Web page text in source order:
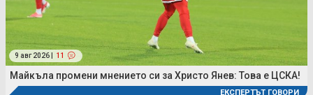
9 авг 2026 | 11
Майкъла промени мнението си за Христо Янев: Това е ЦСКА!
ЕКСПЕРТЪТ ГОВОРИ